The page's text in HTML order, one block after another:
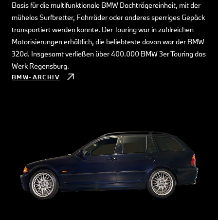
Basis für die multifunktionale BMW Dachträgereinheit, mit der
mühelos Surfbretter, Fahrräder oder anderes sperriges Gepäck
transportiert werden konnte. Der Touring war in zahlreichen
Motorisierungen erhältlich, die beliebteste davon war der BMW
320d. Insgesamt verließen über 400.000 BMW 3er Touring das
Werk Regensburg.
BMW-ARCHIV